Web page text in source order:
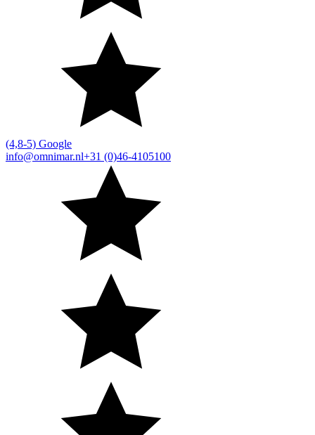
(4,8-5) Google
info@omnimar.nl+31 (0)46-4105100